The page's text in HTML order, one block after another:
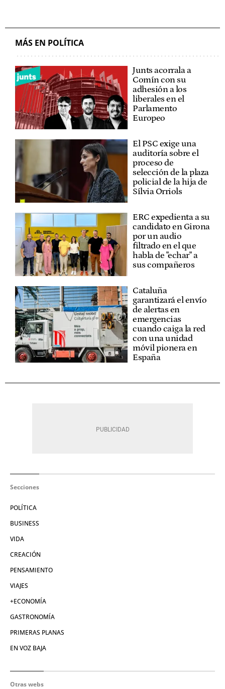
MÁS EN POLÍTICA
Junts acorrala a
Comín con su
adhesión a los
liberales en el
Parlamento
Europeo
El PSC exige una
auditoría sobre el
proceso de
selección de la plaza
policial de la hija de
Sílvia Orriols
ERC expedienta a su
candidato en Girona
por un audio
filtrado en el que
habla de "echar" a
sus compañeros
Cataluña
garantizará el envío
de alertas en
emergencias
cuando caiga la red
con una unidad
móvil pionera en
España
Secciones
POLÍTICA
BUSINESS
VIDA
CREACIÓN
PENSAMIENTO
VIAJES
+ECONOMÍA
GASTRONOMÍA
PRIMERAS PLANAS
EN VOZ BAJA
Otras webs